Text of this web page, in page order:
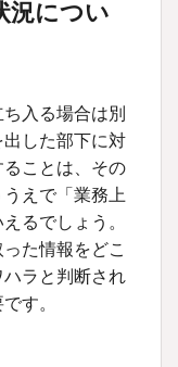
況につい
入る場合は別
した部下に対
ことは、その
えで「業務上
るでしょう。
た情報をどこ
ラと判断され
す。